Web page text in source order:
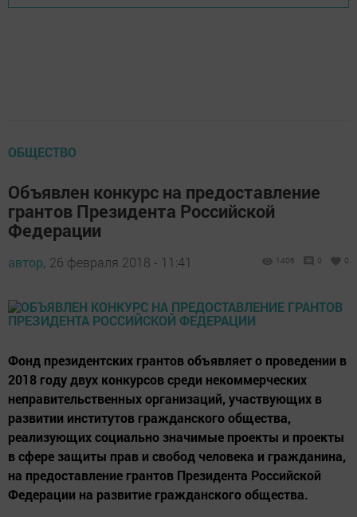
ОБЩЕСТВО
Объявлен конкурс на предоставление
грантов Президента Российской
Федерации
автор, 26 февраля 2018 - 11:41 1406 0 0
Фонд президентских грантов объявляет о проведении в
2018 году двух конкурсов среди некоммерческих
неправительственных организаций, участвующих в
развитии институтов гражданского общества,
реализующих социально значимые проекты и проекты
в сфере защиты прав и свобод человека и гражданина,
на предоставление грантов Президента Российской
Федерации на развитие гражданского общества.